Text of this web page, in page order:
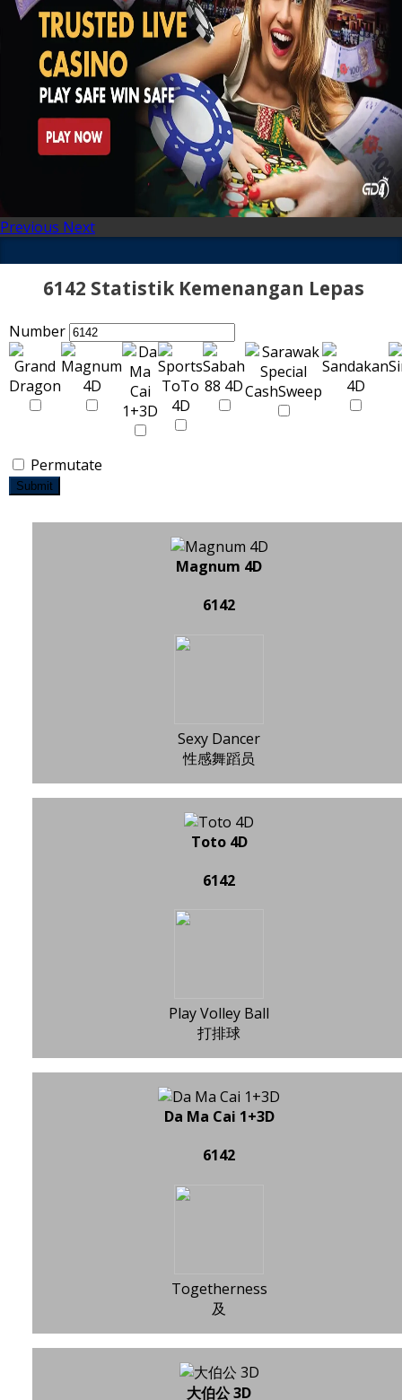
Previous Next
6142 Statistik Kemenangan Lepas
Number
Permutate
Submit
Magnum 4D
6142
Sexy Dancer
性感舞蹈员
Toto 4D
6142
Play Volley Ball
打排球
Da Ma Cai 1+3D
6142
Togetherness
及
大伯公 3D